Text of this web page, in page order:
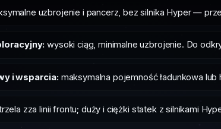
uzbrojenie i pancerz, bez silnika Hyper —
wysoki ciąg, minimalne uzbrojenie. Do
i wsparcia: maksymalna pojemność ładunkowa
zza linii frontu; duży i ciężki statek z silnikami